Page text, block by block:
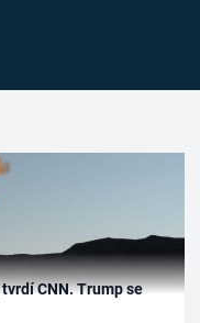
CNN. Trump se